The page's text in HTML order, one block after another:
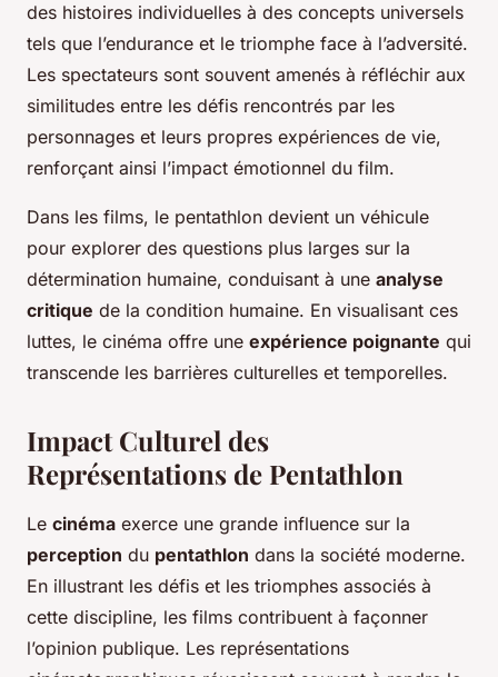
des histoires individuelles à des concepts universels
tels que l’endurance et le triomphe face à l’adversité.
Les spectateurs sont souvent amenés à réfléchir aux
similitudes entre les défis rencontrés par les
personnages et leurs propres expériences de vie,
renforçant ainsi l’impact émotionnel du film.
Dans les films, le pentathlon devient un véhicule
pour explorer des questions plus larges sur la
détermination humaine, conduisant à une analyse
critique de la condition humaine. En visualisant ces
luttes, le cinéma offre une expérience poignante qui
transcende les barrières culturelles et temporelles.
Impact Culturel des
Représentations de Pentathlon
Le cinéma exerce une grande influence sur la
perception du pentathlon dans la société moderne.
En illustrant les défis et les triomphes associés à
cette discipline, les films contribuent à façonner
l’opinion publique. Les représentations